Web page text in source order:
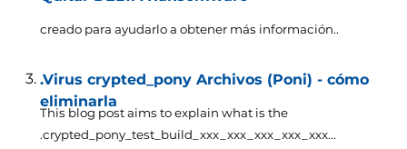
creado para ayudarlo a obtener más información..
.Virus crypted_pony Archivos (Poni) - cómo
eliminarla
This blog post aims to explain what is the
.crypted_pony_test_build_xxx_xxx_xxx_xxx_xxx...